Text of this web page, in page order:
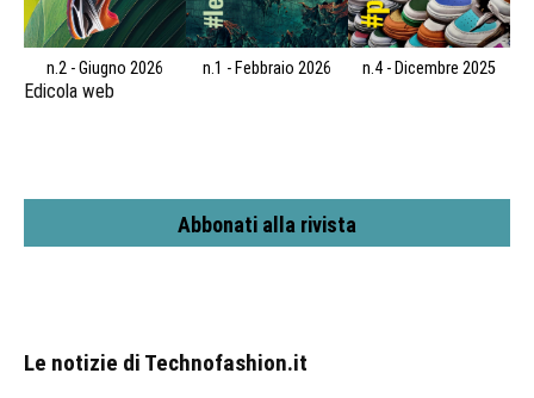
n.2 - Giugno 2026 n.1 - Febbraio 2026 n.4 - Dicembre 2025
Edicola web
Abbonati alla rivista
Le notizie di Technofashion.it